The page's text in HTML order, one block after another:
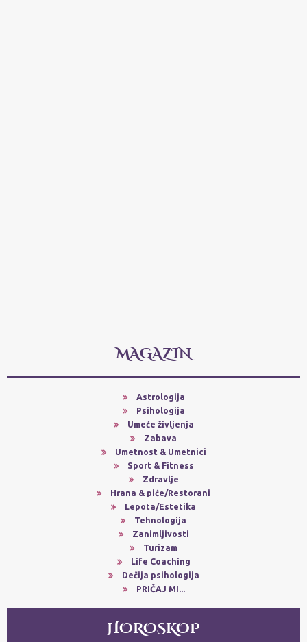
MAGAZIN
Astrologija
Psihologija
Umeće življenja
Zabava
Umetnost & Umetnici
Sport & Fitness
Zdravlje
Hrana & piće/Restorani
Lepota/Estetika
Tehnologija
Zanimljivosti
Turizam
Life Coaching
Dečija psihologija
PRIČAJ MI...
HOROSKOP